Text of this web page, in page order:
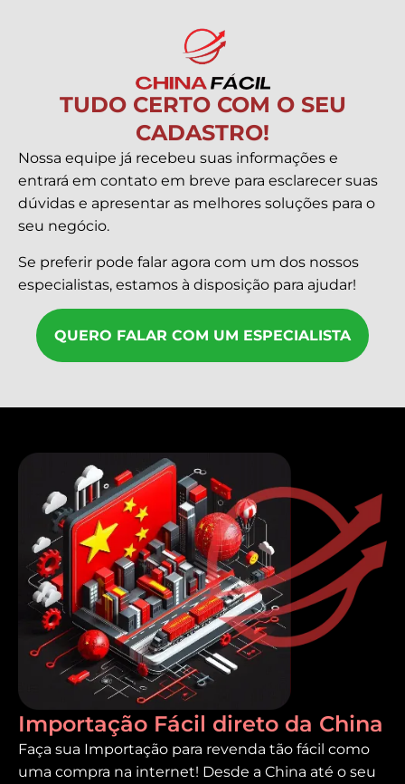
TUDO CERTO COM O SEU
CADASTRO!
Nossa equipe já recebeu suas informações e
entrará em contato em breve para esclarecer suas
dúvidas e apresentar as melhores soluções para o
seu negócio.
Se preferir pode falar agora com um dos nossos
especialistas, estamos à disposição para ajudar!
QUERO FALAR COM UM ESPECIALISTA
Importação Fácil direto da China
Faça sua Importação para revenda tão fácil como
uma compra na internet! Desde a China até o seu